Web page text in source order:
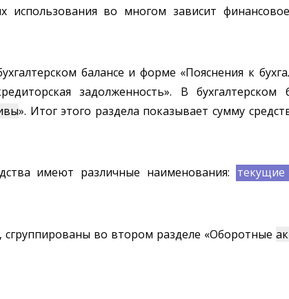
во многом зависит
балансе и форме «Пояснения к
задолженность». В бухгалтерском
». Итог этого раздела показывает сумму
имеют различные наименования:
сгруппированы во втором разделе «Оборотные